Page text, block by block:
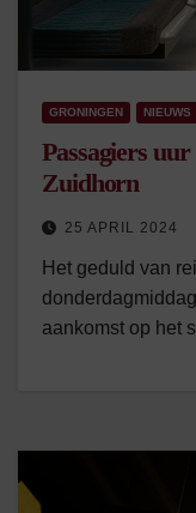
GRONINGEN NIEUWS
Passagiers
Zuidhorn
25 APRIL 2024
Het geduld van
aankomst op het